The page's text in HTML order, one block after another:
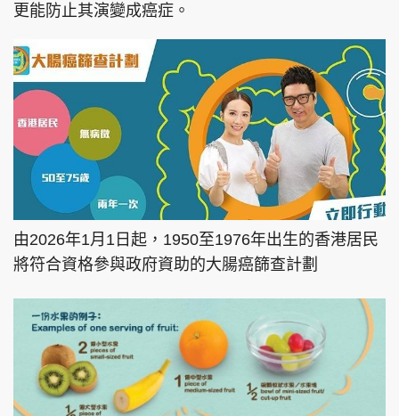
更能防止其演變成癌症。
由2026年1月1日起，1950至1976年出生的香港居民
將符合資格參與政府資助的大腸癌篩查計劃